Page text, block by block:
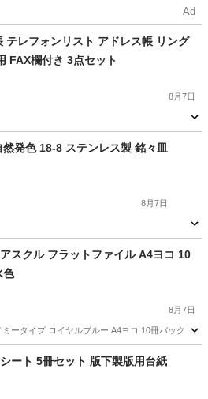
Ad
テレフォンリスト アドレス帳 リング
FAX欄付き 3点セット
8月7日
その他
然発色 18-8 ステンレス製 銘々皿
8月7日
食器
スクル フラットファイル A4ヨコ 10
色
8月7日
ータイプ ロイヤルブルー A4ヨコ 10冊パック
その他
ート 5冊セット 版下製版用台紙